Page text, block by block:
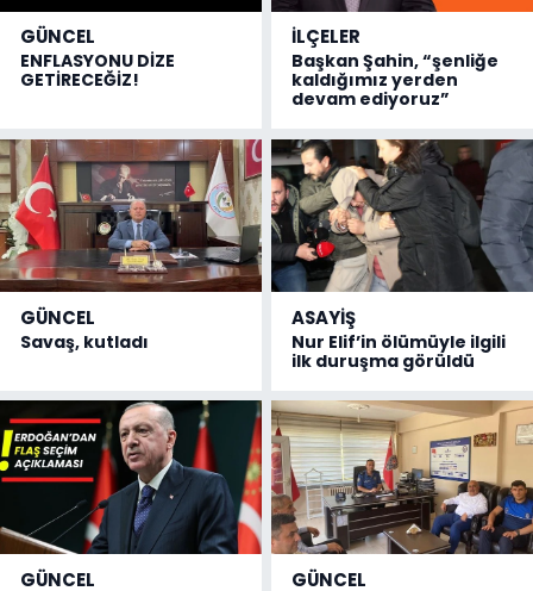
GÜNCEL
ENFLASYONU DİZE
GETİRECEĞİZ!
İLÇELER
Başkan Şahin, “şenliğe
kaldığımız yerden
devam ediyoruz”
GÜNCEL
Savaş, kutladı
ASAYİŞ
Nur Elif’in ölümüyle ilgili
ilk duruşma görüldü
GÜNCEL GÜNCEL